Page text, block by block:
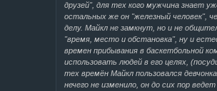
друзей", для тех кого мужчина знает
остальных же он "железный человек",
делу. Майкл не замкнут, но и не
"время, место и обстановка", ну и
времен прибывания в баскетбольной
использовать людей в его целях,
тех времён Майкл пользовался
нечего не изменило, он до сих пор